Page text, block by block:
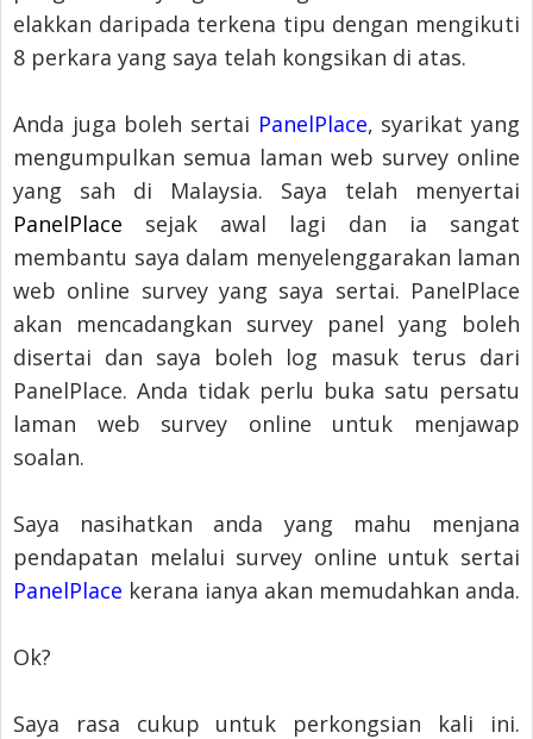
elakkan daripada terkena tipu dengan mengikuti
8 perkara yang saya telah kongsikan di atas.
Anda juga boleh sertai PanelPlace, syarikat yang
mengumpulkan semua laman web survey online
yang sah di Malaysia. Saya telah menyertai
PanelPlace sejak awal lagi dan ia sangat
membantu saya dalam menyelenggarakan laman
web online survey yang saya sertai. PanelPlace
akan mencadangkan survey panel yang boleh
disertai dan saya boleh log masuk terus dari
PanelPlace. Anda tidak perlu buka satu persatu
laman web survey online untuk menjawap
soalan.
Saya nasihatkan anda yang mahu menjana
pendapatan melalui survey online untuk sertai
PanelPlace kerana ianya akan memudahkan anda.
Ok?
Saya rasa cukup untuk perkongsian kali ini.